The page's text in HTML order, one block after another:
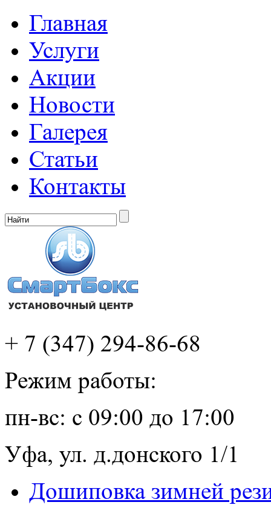
Главная
Услуги
Акции
Новости
Галерея
Статьи
Контакты
+ 7 (347) 294-86-68
Режим работы:
пн-вс: с 09:00 до 17:00
Уфа, ул. д.донского 1/1
Дошиповка зимней